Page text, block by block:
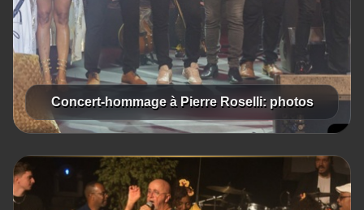
Concert-hommage à Pierre Roselli: photos